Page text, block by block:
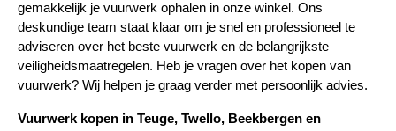
gemakkelijk je vuurwerk ophalen in onze winkel. Ons
deskundige team staat klaar om je snel en professioneel te
adviseren over het beste vuurwerk en de belangrijkste
veiligheidsmaatregelen. Heb je vragen over het kopen van
vuurwerk? Wij helpen je graag verder met persoonlijk advies.
Vuurwerk kopen in Teuge, Twello, Beekbergen en